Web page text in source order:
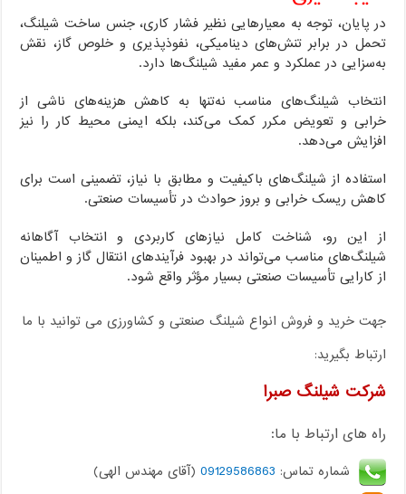
در پایان، توجه به معیارهایی نظیر فشار کاری، جنس ساخت شیلنگ،
تحمل در برابر تنش‌های دینامیکی، نفوذپذیری و خلوص گاز، نقش
به‌سزایی در عملکرد و عمر مفید شیلنگ‌ها دارد.
انتخاب شیلنگ‌های مناسب نه‌تنها به کاهش هزینه‌های ناشی از
خرابی و تعویض مکرر کمک می‌کند، بلکه ایمنی محیط کار را نیز
افزایش می‌دهد.
استفاده از شیلنگ‌های باکیفیت و مطابق با نیاز، تضمینی است برای
کاهش ریسک خرابی و بروز حوادث در تأسیسات صنعتی.
از این رو، شناخت کامل نیازهای کاربردی و انتخاب آگاهانه
شیلنگ‌های مناسب می‌تواند در بهبود فرآیندهای انتقال گاز و اطمینان
از کارایی تأسیسات صنعتی بسیار مؤثر واقع شود.
جهت خرید و فروش انواع شیلنگ صنعتی و کشاورزی می توانید با ما
ارتباط بگیرید:
شرکت شیلنگ صبرا
راه های ارتباط با ما:
شماره تماس: 09129586863 (آقای مهندس الهی)